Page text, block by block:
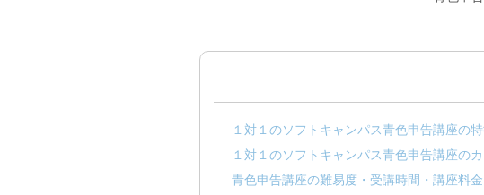
１対１のソフトキャンパス青色申告講座の
１対１のソフトキャンパス青色申告講座の
青色申告講座の難易度・受講時間・講座料金